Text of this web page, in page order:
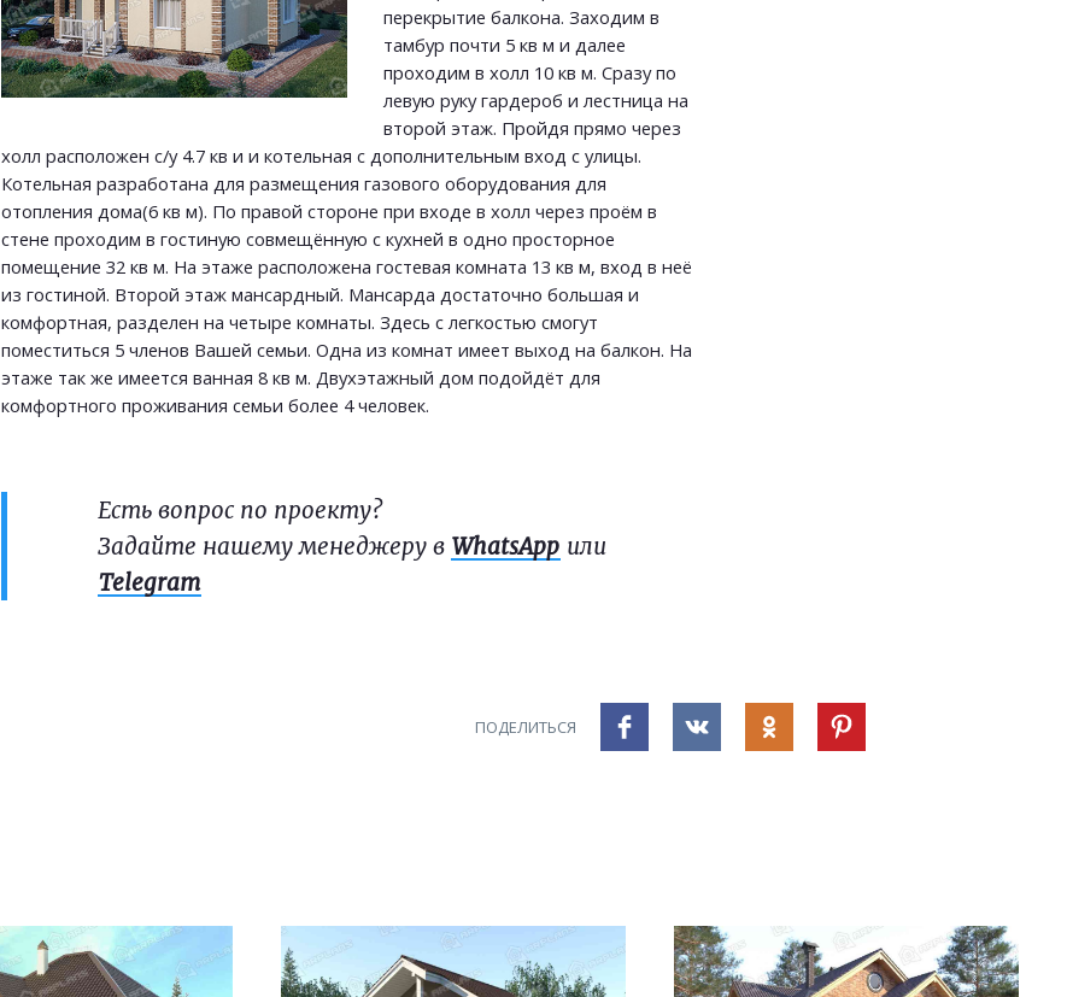
перекрытие балкона. Заходим в
тамбур почти 5 кв м и далее
проходим в холл 10 кв м. Сразу по
левую руку гардероб и лестница на
второй этаж. Пройдя прямо через
холл расположен с/у 4.7 кв и и котельная с дополнительным вход с улицы.
Котельная разработана для размещения газового оборудования для
отопления дома(6 кв м). По правой стороне при входе в холл через проём в
стене проходим в гостиную совмещённую с кухней в одно просторное
помещение 32 кв м. На этаже расположена гостевая комната 13 кв м, вход в неё
из гостиной. Второй этаж мансардный. Мансарда достаточно большая и
комфортная, разделен на четыре комнаты. Здесь с легкостью смогут
поместиться 5 членов Вашей семьи. Одна из комнат имеет выход на балкон. На
этаже так же имеется ванная 8 кв м. Двухэтажный дом подойдёт для
комфортного проживания семьи более 4 человек.
Есть вопрос по проекту?
Задайте нашему менеджеру в WhatsApp или
Telegram
ПОДЕЛИТЬСЯ
ОТПРАВИТЬ
ОТПРАВИТЬ